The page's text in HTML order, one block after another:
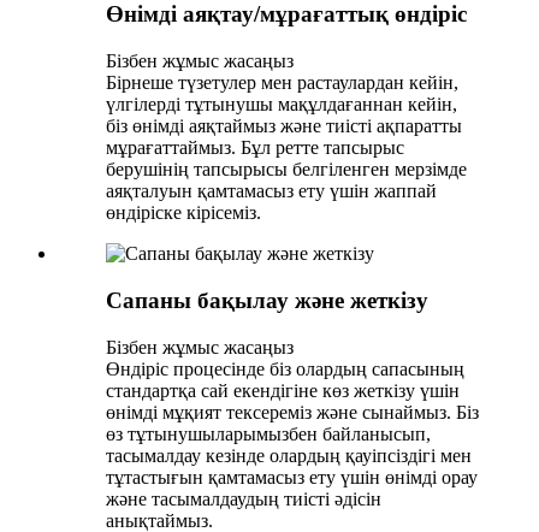
Өнімді аяқтау/мұрағаттық өндіріс
Бізбен жұмыс жасаңыз
Бірнеше түзетулер мен растаулардан кейін,
үлгілерді тұтынушы мақұлдағаннан кейін,
біз өнімді аяқтаймыз және тиісті ақпаратты
мұрағаттаймыз. Бұл ретте тапсырыс
берушінің тапсырысы белгіленген мерзімде
аяқталуын қамтамасыз ету үшін жаппай
өндіріске кірісеміз.
Сапаны бақылау және жеткізу
Бізбен жұмыс жасаңыз
Өндіріс процесінде біз олардың сапасының
стандартқа сай екендігіне көз жеткізу үшін
өнімді мұқият тексереміз және сынаймыз. Біз
өз тұтынушыларымызбен байланысып,
тасымалдау кезінде олардың қауіпсіздігі мен
тұтастығын қамтамасыз ету үшін өнімді орау
және тасымалдаудың тиісті әдісін
анықтаймыз.